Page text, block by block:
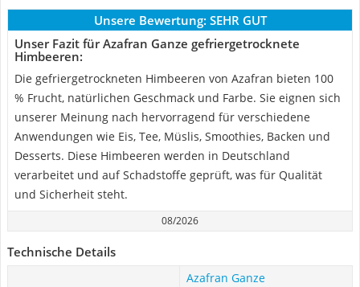
Unsere Bewertung: SEHR GUT
Unser Fazit für Azafran Ganze gefriergetrocknete
Himbeeren:
Die gefriergetrockneten Himbeeren von Azafran bieten 100
% Frucht, natürlichen Geschmack und Farbe. Sie eignen sich
unserer Meinung nach hervorragend für verschiedene
Anwendungen wie Eis, Tee, Müslis, Smoothies, Backen und
Desserts. Diese Himbeeren werden in Deutschland
verarbeitet und auf Schadstoffe geprüft, was für Qualität
und Sicherheit steht.
08/2026
Technische Details
Azafran Ganze